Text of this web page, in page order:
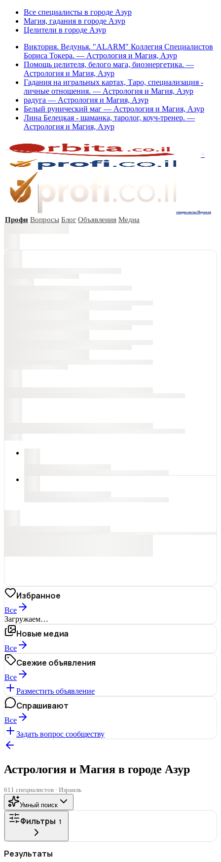
Все специалисты в городе Азур
Магия, гадания в городе Азур
Целители в городе Азур
Виктория. Ведунья. "ALARM" Коллегия Специалистов
Бориса Токера. — Астрология и Магия, Азур
Помощь целителя, белого мага, биоэнергетика. —
Астрология и Магия, Азур
Гадания на игральных картах, Таро, специализация -
личные отношения. — Астрология и Магия, Азур
радуга — Астрология и Магия, Азур
Белый рунический маг — Астрология и Магия, Азур
Лина Белецкая - шаманка, таролог, коуч-тренер. —
Астрология и Магия, Азур
+
специалисты Израиля
Профи Вопросы Блог Объявления Медиа
Избранное
Все
Загружаем…
Новые медиа
Все
Свежие объявления
Все
Разместить объявление
Спрашивают
Все
Задать вопрос сообществу
Астрология и Магия в городе Азур
611 специалистов · Израиль
Умный поиск
Фильтры 1
Все
Результаты